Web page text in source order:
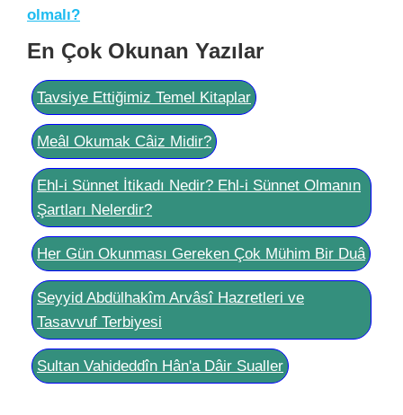
olmalı?
En Çok Okunan Yazılar
Tavsiye Ettiğimiz Temel Kitaplar
Meâl Okumak Câiz Midir?
Ehl-i Sünnet İtikadı Nedir? Ehl-i Sünnet Olmanın
Şartları Nelerdir?
Her Gün Okunması Gereken Çok Mühim Bir Duâ
Seyyid Abdülhakîm Arvâsî Hazretleri ve
Tasavvuf Terbiyesi
Sultan Vahideddîn Hân'a Dâir Sualler